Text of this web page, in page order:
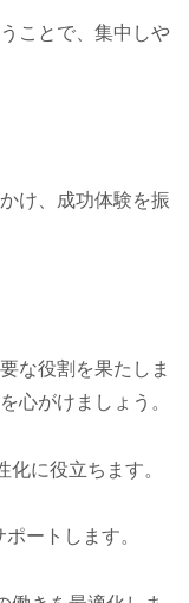
ことで、集中しや
け、成功体験を振
な役割を果たしま
心がけましょう。
化に役立ちます。
ートします。